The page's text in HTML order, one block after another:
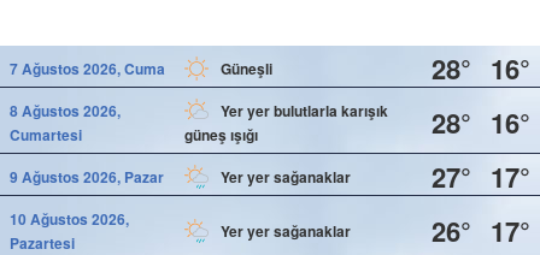
7 Ağustos 2026, Cuma Güneşli 28° 16°
8 Ağustos 2026,
Cumartesi
Yer yer bulutlarla karışık
güneş ışığı
28° 16°
9 Ağustos 2026, Pazar Yer yer sağanaklar 27° 17°
10 Ağustos 2026,
Pazartesi
Yer yer sağanaklar 26° 17°